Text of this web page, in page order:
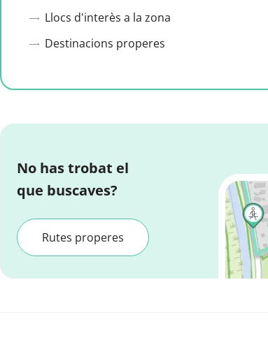
Llocs d'interès a la zona
Destinacions properes
No has trobat el
que buscaves?
Rutes properes